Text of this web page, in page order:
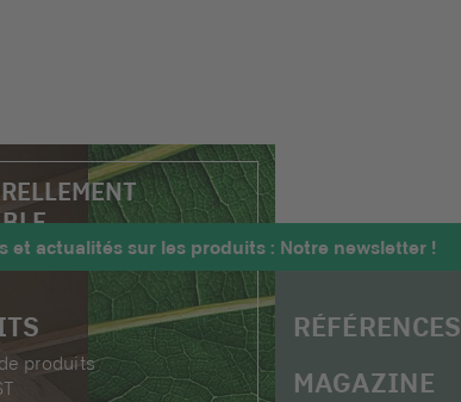
et actualités sur les produits : Notre newsletter !
produits
RÉFÉRENCES
MAGAZINE